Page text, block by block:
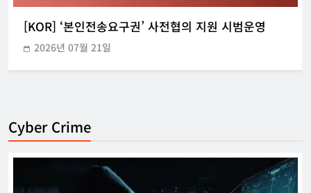
[KOR] ‘본인전송요구권’ 사전협의 지원 시범운영
2026년 07월 21일
Cyber Crime